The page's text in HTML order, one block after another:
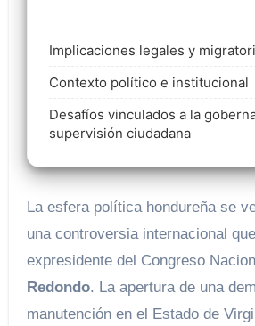
Implicaciones legales y
Contexto político e institucional
Desafíos vinculados a la
supervisión ciudadana
La esfera política hondureña se ve impactada por
una controversia internacional
expresidente del Congreso
Redondo. La apertura de una
manutención en el Estado de